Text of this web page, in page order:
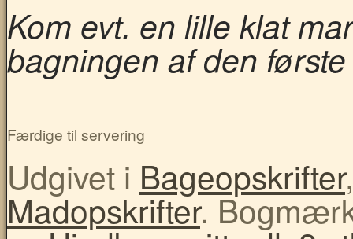
Kom evt. en lille klat
bagningen af den
Færdige til servering
Udgivet i Bageopskrifter
Madopskrifter.